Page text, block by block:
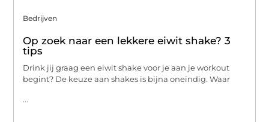
Bedrijven
Op zoek naar een lekkere eiwit shake? 3
tips
Drink jij graag een eiwit shake voor je aan je workout
begint? De keuze aan shakes is bijna oneindig. Waar
...